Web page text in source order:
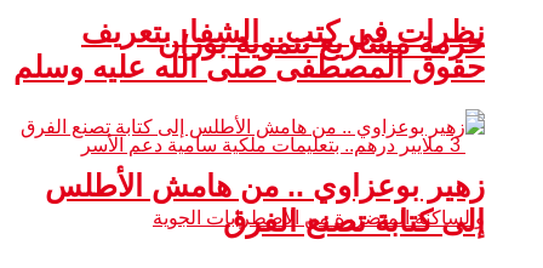
حزمة مشاريع تنموية بوزان
نظرات في كتب.. الشفا، بتعريف
حقوق المصطفى صلى الله عليه وسلم
زهير بوعزاوي .. من هامش الأطلس
إلى كتابة تصنع الفرق